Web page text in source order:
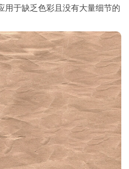
用于缺乏色彩且没有大量细节的